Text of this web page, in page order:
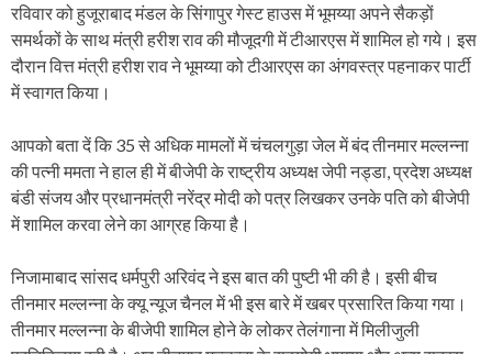
रविवार को हुजूराबाद मंडल के सिंगापुर गेस्ट हाउस में भूमय्या अपने सैकड़ों
समर्थकों के साथ मंत्री हरीश राव की मौजूदगी में टीआरएस में शामिल हो गये। इस
दौरान वित्त मंत्री हरीश राव ने भूमय्या को टीआरएस का अंगवस्त्र पहनाकर पार्टी
में स्वागत किया।
आपको बता दें कि 35 से अधिक मामलों में चंचलगुड़ा जेल में बंद तीनमार मल्लन्ना
की पत्नी ममता ने हाल ही में बीजेपी के राष्ट्रीय अध्यक्ष जेपी नड्डा, प्रदेश अध्यक्ष
बंडी संजय और प्रधानमंत्री नरेंद्र मोदी को पत्र लिखकर उनके पति को बीजेपी
में शामिल करवा लेने का आग्रह किया है।
निजामाबाद सांसद धर्मपुरी अरिवंद ने इस बात की पुष्टी भी की है। इसी बीच
तीनमार मल्लन्ना के क्यू न्यूज चैनल में भी इस बारे में खबर प्रसारित किया गया।
तीनमार मल्लन्ना के बीजेपी शामिल होने के लोकर तेलंगाना में मिलीजुली